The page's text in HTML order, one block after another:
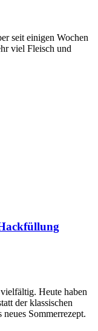
seit einigen Wochen
viel Fleisch und
Heute haben
der klassischen
Sommerrezept.